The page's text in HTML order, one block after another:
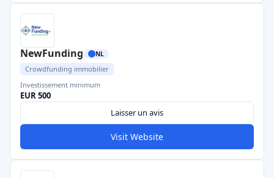
NewFunding NL
Crowdfunding immobilier
Investissement minimum
EUR 500
Laisser un avis
Visit Website